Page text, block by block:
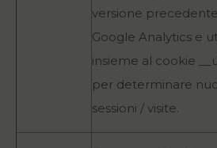
versione
Google Analytics e
insieme al cookie
per determinare
sessioni / visite.